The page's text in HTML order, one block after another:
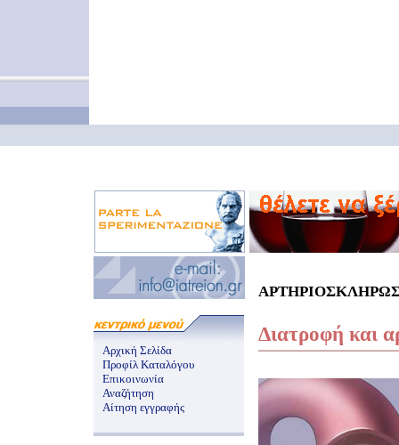
Αρχική Σελίδα
Προφίλ Καταλόγου
Επικοινωνία
Αναζήτηση
Αίτηση εγγραφής
Διατροφή και